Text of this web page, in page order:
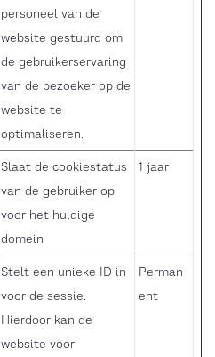
personeel van de
website gestuurd om
de gebruikerservaring
van de bezoeker op de
website te
optimaliseren.
Slaat de cookiestatus
van de gebruiker op
voor het huidige
domein
1 jaar
Stelt een unieke ID in
voor de sessie.
Hierdoor kan de
website voor
Perman
ent